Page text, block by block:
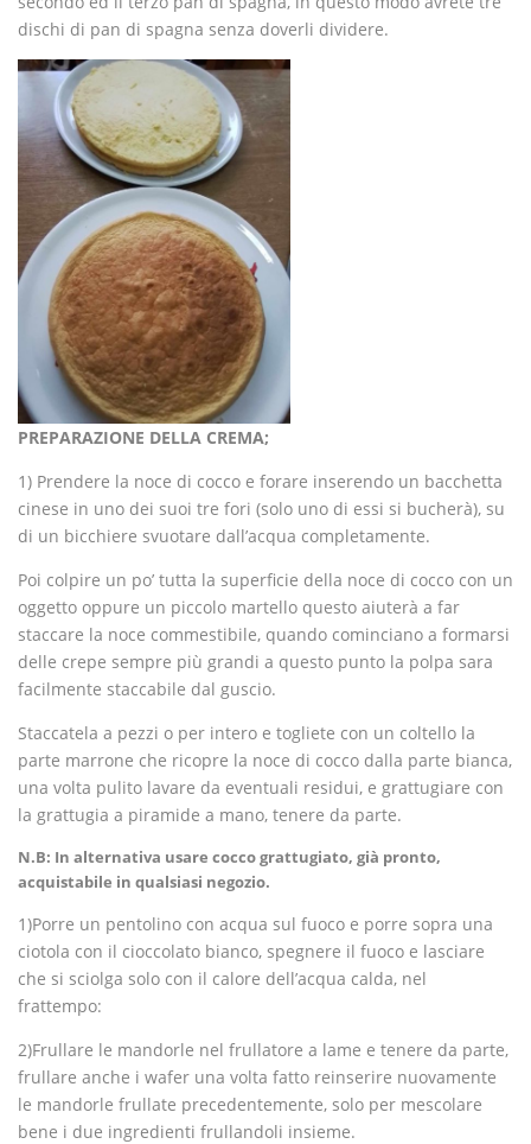
dischi di pan di spagna senza doverli dividere.
PREPARAZIONE DELLA CREMA;
1) Prendere la noce di cocco e forare inserendo un bacchetta
cinese in uno dei suoi tre fori (solo uno di essi si bucherà), su
di un bicchiere svuotare dall’acqua completamente.
Poi colpire un po’ tutta la superficie della noce di cocco con un
oggetto oppure un piccolo martello questo aiuterà a far
staccare la noce commestibile, quando cominciano a formarsi
delle crepe sempre più grandi a questo punto la polpa sara
facilmente staccabile dal guscio.
Staccatela a pezzi o per intero e togliete con un coltello la
parte marrone che ricopre la noce di cocco dalla parte bianca,
una volta pulito lavare da eventuali residui, e grattugiare con
la grattugia a piramide a mano, tenere da parte.
N.B: In alternativa usare cocco grattugiato, già pronto,
acquistabile in qualsiasi negozio.
1)Porre un pentolino con acqua sul fuoco e porre sopra una
ciotola con il cioccolato bianco, spegnere il fuoco e lasciare
che si sciolga solo con il calore dell’acqua calda, nel
frattempo:
2)Frullare le mandorle nel frullatore a lame e tenere da parte,
frullare anche i wafer una volta fatto reinserire nuovamente
le mandorle frullate precedentemente, solo per mescolare
bene i due ingredienti frullandoli insieme.